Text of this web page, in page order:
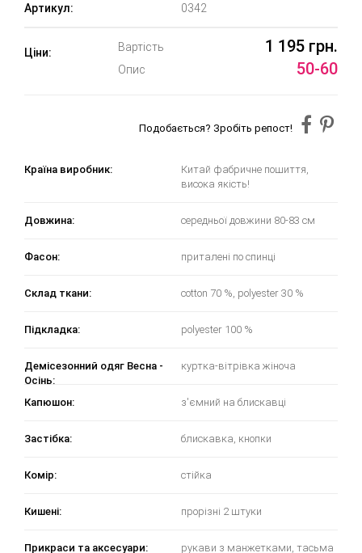
Артикул: 0342
Ціни: Вартість 1 195 грн.
Опис 50-60
Подобається? Зробіть репост!
Країна виробник:
Китай фабричне пошиття,
висока якість!
Довжина: середньої довжини 80-83 см
Фасон: приталені по спинці
Склад ткани: cotton 70 %, polyester 30 %
Підкладка: polyester 100 %
Демісезонний одяг Весна -
Осінь:
куртка-вітрівка жіноча
Капюшон: з'ємний на блискавці
Застібка: блискавка, кнопки
Комір: стійка
Кишені: прорізні 2 штуки
Прикраси та аксесуари:
рукави з манжетками, тасьма